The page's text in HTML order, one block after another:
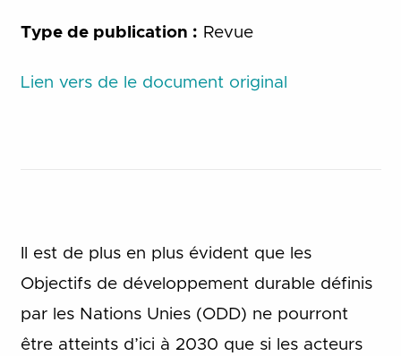
Type de publication : Revue
Lien vers de le document original
Il est de plus en plus évident que les
Objectifs de développement durable définis
par les Nations Unies (ODD) ne pourront
être atteints d’ici à 2030 que si les acteurs